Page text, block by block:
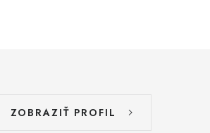
ZOBRAZIŤ PROFIL